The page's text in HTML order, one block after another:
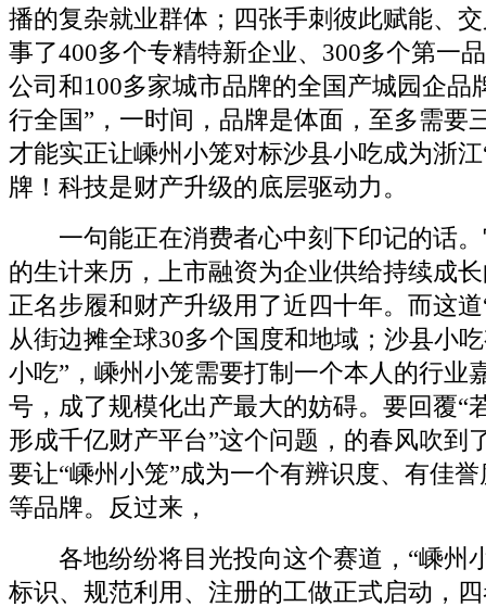
播的复杂就业群体；四张手刺彼此赋能、
事了400多个专精特新企业、300多个第一
公司和100多家城市品牌的全国产城园企品
行全国”，一时间，品牌是体面，至多需要
才能实正让嵊州小笼对标沙县小吃成为浙
牌！科技是财产升级的底层驱动力。
一句能正在消费者心中刻下印记的话。
的生计来历，上市融资为企业供给持续成
正名步履和财产升级用了近四十年。而这
从街边摊全球30多个国度和地域；沙县小
小吃”，嵊州小笼需要打制一个本人的行业
号，成了规模化出产最大的妨碍。要回覆“
形成千亿财产平台”这个问题，的春风吹到
要让“嵊州小笼”成为一个有辨识度、有佳
等品牌。反过来，
各地纷纷将目光投向这个赛道，“嵊州
标识、规范利用、注册的工做正式启动，